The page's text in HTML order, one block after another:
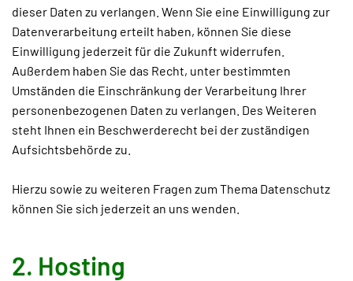
dieser Daten zu verlangen. Wenn Sie eine Einwilligung zur
Datenverarbeitung erteilt haben, können Sie diese
Einwilligung jederzeit für die Zukunft widerrufen.
Außerdem haben Sie das Recht, unter bestimmten
Umständen die Einschränkung der Verarbeitung Ihrer
personenbezogenen Daten zu verlangen. Des Weiteren
steht Ihnen ein Beschwerderecht bei der zuständigen
Aufsichtsbehörde zu.
Hierzu sowie zu weiteren Fragen zum Thema Datenschutz
können Sie sich jederzeit an uns wenden.
2. Hosting